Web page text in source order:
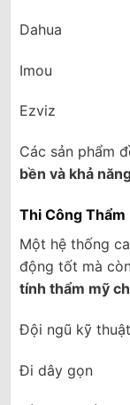
Dahua
Imou
Ezviz
Các sản phẩm
bền và khả
Thi Công Thẩm
Một hệ thống
động tốt mà
tính thẩm mỹ
Đội ngũ kỹ
Đi dây gọn